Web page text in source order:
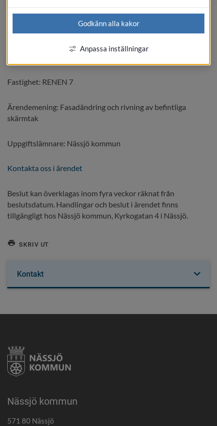
Kungörelsetyp: Beslut
Beslutsdatum: 2026-06-24
Fastighet: RENEN 7
Ärendemening: Fasadändring och rivning av befintliga
skärmtak
Uppgiftslämnare: Nässjö kommun
Kontakta oss i ärendet
Beslut kan överklagas inom fyra veckor räknat från
beslutsdatum. Handlingar och beslut i ärendet finns
tillgängligt hos Nässjö kommun, Kyrkogatan 4 i Nässjö.
SKRIV UT
Kontakt
Nässjö kommun
571 80 Nässjö
Godkänn alla kakor
Anpassa inställningar